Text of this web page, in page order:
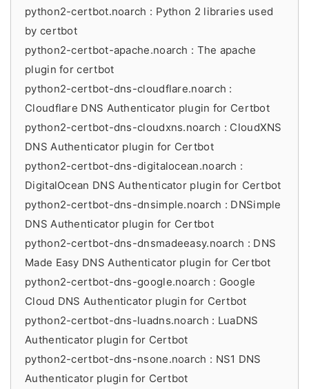
python2-certbot.noarch : Python 2 libraries used
by certbot
python2-certbot-apache.noarch : The apache
plugin for certbot
python2-certbot-dns-cloudflare.noarch :
Cloudflare DNS Authenticator plugin for Certbot
python2-certbot-dns-cloudxns.noarch : CloudXNS
DNS Authenticator plugin for Certbot
python2-certbot-dns-digitalocean.noarch :
DigitalOcean DNS Authenticator plugin for Certbot
python2-certbot-dns-dnsimple.noarch : DNSimple
DNS Authenticator plugin for Certbot
python2-certbot-dns-dnsmadeeasy.noarch : DNS
Made Easy DNS Authenticator plugin for Certbot
python2-certbot-dns-google.noarch : Google
Cloud DNS Authenticator plugin for Certbot
python2-certbot-dns-luadns.noarch : LuaDNS
Authenticator plugin for Certbot
python2-certbot-dns-nsone.noarch : NS1 DNS
Authenticator plugin for Certbot